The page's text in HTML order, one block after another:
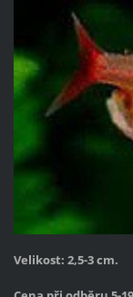
Velikost: 2,5-3 cm.